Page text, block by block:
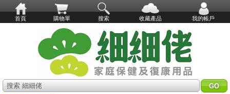
首頁 購物單 搜索 收藏產品 我的帳戶
搜索 細細佬